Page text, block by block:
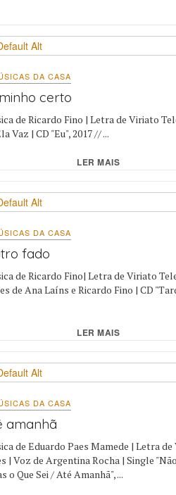
DA CASA
certo
de Ricardo Fino | Letra de Viriato
Vaz | CD "Eu", 2017 // ...
LER MAIS
DA CASA
fado
de Ricardo Fino| Letra de Viriato
de Ana Laíns e Ricardo Fino | CD
LER MAIS
DA CASA
amanhã
de Eduardo Paes Mamede | Letra
| Voz de Argentina Rocha | Single
o Que Sei / Até Amanhã", ...